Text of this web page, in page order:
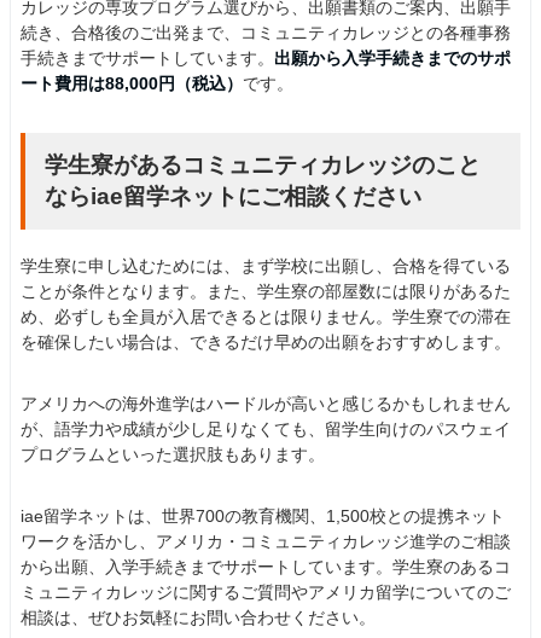
カレッジの専攻プログラム選びから、出願書類のご案内、出願手
続き、合格後のご出発まで、コミュニティカレッジとの各種事務
手続きまでサポートしています。 出願から入学手続きまでのサポ
ート費用は88,000円（税込） です。
学生寮があるコミュニティカレッジのこと
ならiae留学ネットにご相談ください
学生寮に申し込むためには、まず学校に出願し、合格を得ている
ことが条件となります。また、学生寮の部屋数には限りがあるた
め、必ずしも全員が入居できるとは限りません。学生寮での滞在
を確保したい場合は、できるだけ早めの出願をおすすめします。
アメリカへの海外進学はハードルが高いと感じるかもしれません
が、語学力や成績が少し足りなくても、留学生向けのパスウェイ
プログラムといった選択肢もあります。
iae留学ネットは、世界700の教育機関、1,500校との提携ネット
ワークを活かし、アメリカ・コミュニティカレッジ進学のご相談
から出願、入学手続きまでサポートしています。学生寮のあるコ
ミュニティカレッジに関するご質問やアメリカ留学についてのご
相談は、ぜひお気軽にお問い合わせください。